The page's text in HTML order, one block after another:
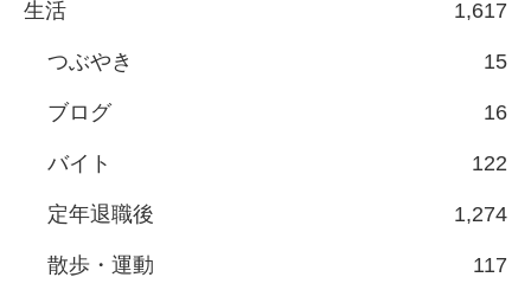
生活 1,617
つぶやき 15
ブログ 16
バイト 122
定年退職後 1,274
散歩・運動 117